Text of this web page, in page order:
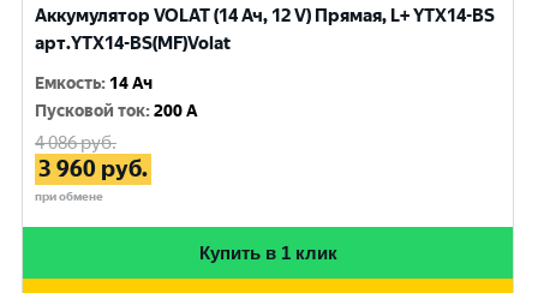
Аккумулятор VOLAT (14 Ач, 12 V) Прямая, L+ YTX14-BS
арт.YTX14-BS(MF)Volat
Емкость: 14 Ач
Пусковой ток:200 A
4 086руб.
3 960 руб.
при обмене
Купить в 1 клик